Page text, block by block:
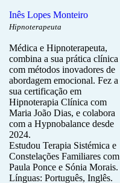
Inês Lopes Monteiro
Hipnoterapeuta
Médica e Hipnoterapeuta,
combina a sua prática clínica
com métodos inovadores de
abordagem emocional. Fez a
sua certificação em
Hipnoterapia Clínica com
Maria João Dias, e colabora
com a Hypnobalance desde
2024.
Estudou Terapia Sistémica e
Constelações Familiares com
Paula Ponce e Sónia Morais.
Línguas: Português, Inglês.